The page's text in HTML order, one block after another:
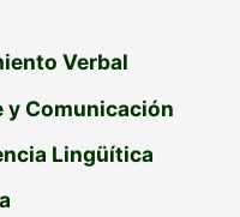
Verbal
Comunicación
Lingüítica